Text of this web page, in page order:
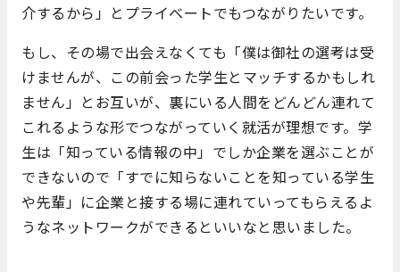
介するから」とプライベートでもつながりたいです。
もし、その場で出会えなくても「僕は御社の選考は受
けませんが、この前会った学生とマッチするかもしれ
ません」とお互いが、裏にいる人間をどんどん連れて
これるような形でつながっていく就活が理想です。学
生は「知っている情報の中」でしか企業を選ぶことが
できないので「すでに知らないことを知っている学生
や先輩」に企業と接する場に連れていってもらえるよ
うなネットワークができるといいなと思いました。